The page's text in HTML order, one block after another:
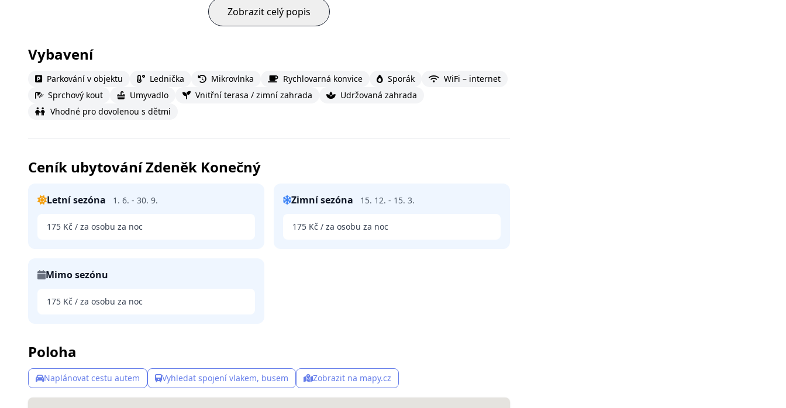
Zobrazit celý popis
Vybavení
Parkování v objektu Lednička Mikrovlnka Rychlovarná konvice Sporák
WiFi – internet
Sprchový kout
Umyvadlo Vnitřní terasa / zimní zahrada
Udržovaná zahrada
Vhodné pro dovolenou s dětmi
Ceník ubytování Zdeněk Konečný
Letní sezóna 1. 6. - 30. 9.
175 Kč / za osobu za noc
Zimní sezóna 15. 12. - 15. 3.
175 Kč / za osobu za noc
Mimo sezónu
175 Kč / za osobu za noc
Poloha
Naplánovat cestu autem Vyhledat spojení vlakem, busem Zobrazit na mapy.cz